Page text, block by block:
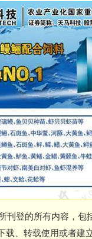
所刊登的所有内容，包
载、转载使用或者